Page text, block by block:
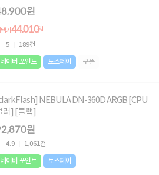
원
가44,010원
5 189건
네이버 포인트 토스페이 쿠폰
NEBULA DN-360D ARGB [CPU
러] [블랙]
원
4.9 1,061건
네이버 포인트 토스페이